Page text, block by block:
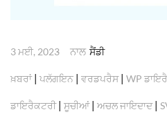
3 ਮਈ, 2023 ਨਾਲ ਸੈਂਡੀ
ਖ਼ਬਰਾਂ| ਪਲੱਗਇਨ ਵਰਡਪਰੈਸ| WP
ਡਾਇਰੈਕਟਰੀ| ਸੂਚੀਆਂ| ਅਚਲ ਜਾਇਦਾਦ|